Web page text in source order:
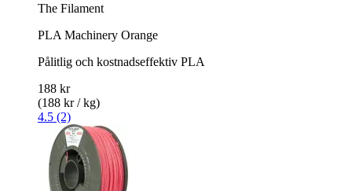
The Filament
PLA Machinery Orange
Pålitlig och kostnadseffektiv PLA
188 kr
(188 kr / kg)
4.5 (2)